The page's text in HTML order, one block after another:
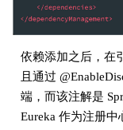
依赖添加之后，在
且通过
端，而该注解是
Eureka 作为注册中